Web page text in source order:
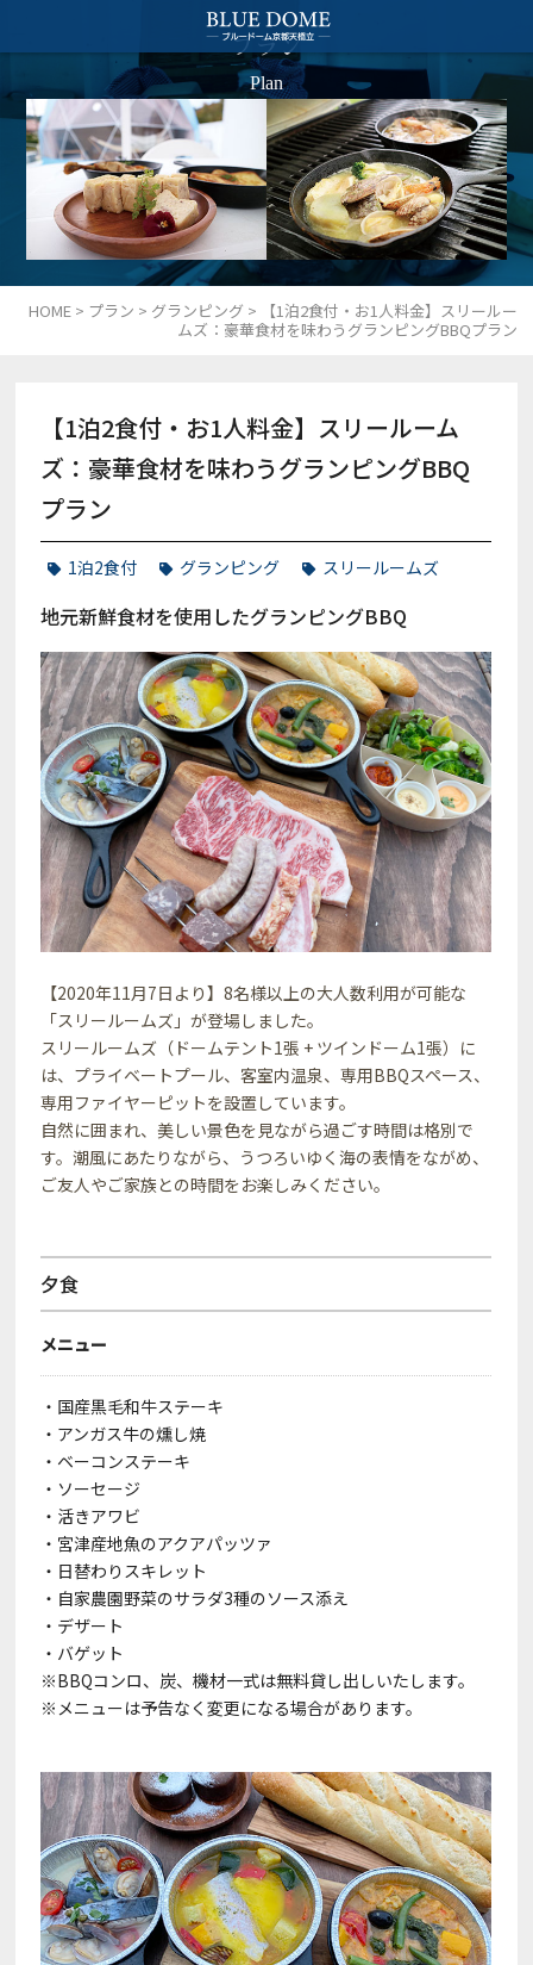
プラン
Plan
HOME> プラン > グランピング >
【1泊2食付・お1人料金】スリールー
ムズ：豪華食材を味わうグランピングBBQプラン
【1泊2食付・お1人料金】スリールーム
ズ：豪華食材を味わうグランピングBBQ
プラン
1泊2食付 グランピング スリールームズ
地元新鮮食材を使用したグランピングBBQ
【2020年11月7日より】8名様以上の大人数利用が可能な
「スリールームズ」が登場しました。
スリールームズ（ドームテント1張 + ツインドーム1張）に
は、プライベートプール、客室内温泉、専用BBQスペース、
専用ファイヤーピットを設置しています。
自然に囲まれ、美しい景色を見ながら過ごす時間は格別で
す。潮風にあたりながら、うつろいゆく海の表情をながめ、
ご友人やご家族との時間をお楽しみください。
夕食
メニュー
・国産黒毛和牛ステーキ
・アンガス牛の燻し焼
・ベーコンステーキ
・ソーセージ
・活きアワビ
・宮津産地魚のアクアパッツァ
・日替わりスキレット
・自家農園野菜のサラダ3種のソース添え
・デザート
・バゲット
※BBQコンロ、炭、機材一式は無料貸し出しいたします。
※メニューは予告なく変更になる場合があります。